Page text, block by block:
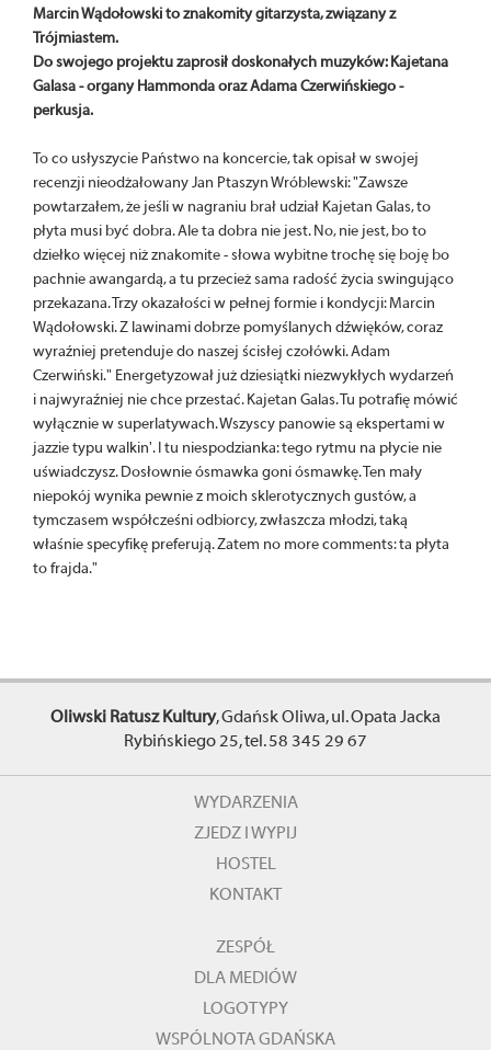
Marcin Wądołowski to znakomity gitarzysta, związany z
Trójmiastem.
Do swojego projektu zaprosił doskonałych muzyków: Kajetana
Galasa - organy Hammonda oraz Adama Czerwińskiego -
perkusja.
To co usłyszycie Państwo na koncercie, tak opisał w swojej
recenzji nieodżałowany Jan Ptaszyn Wróblewski: "Zawsze
powtarzałem, że jeśli w nagraniu brał udział Kajetan Galas, to
płyta musi być dobra. Ale ta dobra nie jest. No, nie jest, bo to
dziełko więcej niż znakomite - słowa wybitne trochę się boję bo
pachnie awangardą, a tu przecież sama radość życia swingująco
przekazana. Trzy okazałości w pełnej formie i kondycji: Marcin
Wądołowski. Z lawinami dobrze pomyślanych dźwięków, coraz
wyraźniej pretenduje do naszej ścisłej czołówki. Adam
Czerwiński." Energetyzował już dziesiątki niezwykłych wydarzeń
i najwyraźniej nie chce przestać. Kajetan Galas. Tu potrafię mówić
wyłącznie w superlatywach. Wszyscy panowie są ekspertami w
jazzie typu walkin'. I tu niespodzianka: tego rytmu na płycie nie
uświadczysz. Dosłownie ósmawka goni ósmawkę. Ten mały
niepokój wynika pewnie z moich sklerotycznych gustów, a
tymczasem współcześni odbiorcy, zwłaszcza młodzi, taką
właśnie specyfikę preferują. Zatem no more comments: ta płyta
to frajda."
Oliwski Ratusz Kultury, Gdańsk Oliwa, ul. Opata Jacka
Rybińskiego 25, tel. 58 345 29 67
WYDARZENIA
ZJEDZ I WYPIJ
HOSTEL
KONTAKT
ZESPÓŁ
DLA MEDIÓW
LOGOTYPY
WSPÓLNOTA GDAŃSKA